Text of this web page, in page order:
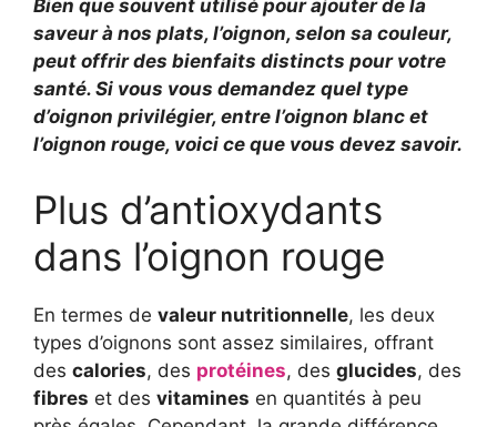
Bien que souvent utilisé pour ajouter de la
saveur à nos plats, l’oignon, selon sa couleur,
peut offrir des bienfaits distincts pour votre
santé. Si vous vous demandez quel type
d’oignon privilégier, entre l’oignon blanc et
l’oignon rouge, voici ce que vous devez savoir.
Plus d’antioxydants
dans l’oignon rouge
En termes de valeur nutritionnelle, les deux
types d’oignons sont assez similaires, offrant
des calories, des protéines, des glucides, des
fibres et des vitamines en quantités à peu